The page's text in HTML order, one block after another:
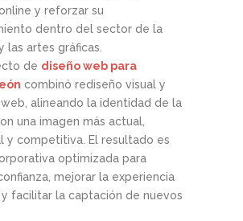
y reforzar su
dentro del sector de la
las artes gráficas.
de diseño web para
combinó rediseño visual y
alineando la identidad de la
una imagen más actual,
y competitiva. El resultado es
optimizada para
mejorar la experiencia
y facilitar la captación de nuevos